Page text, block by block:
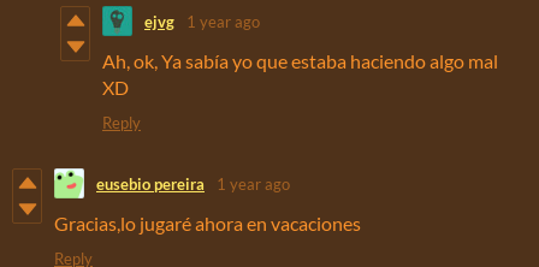
ejvg 1 year ago
Ah, ok, Ya sabía yo que estaba haciendo algo mal
XD
Reply
eusebio pereira 1 year ago
Gracias,lo jugaré ahora en vacaciones
Reply